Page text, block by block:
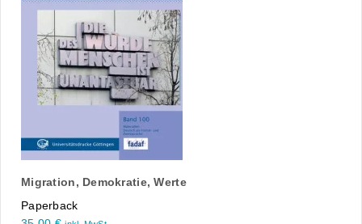
Migration, Demokratie, Werte
Paperback